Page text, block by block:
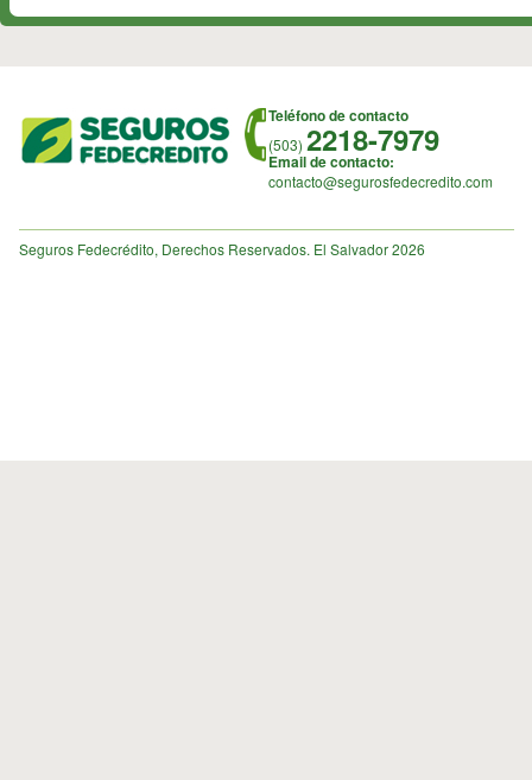
Teléfono de contacto
(503) 2218-7979
Email de contacto:
contacto@segurosfedecredito.com
Seguros Fedecrédito, Derechos Reservados. El Salvador 2026